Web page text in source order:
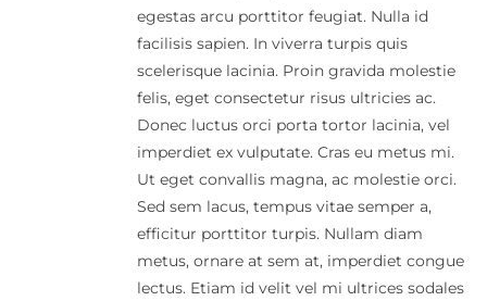
egestas arcu porttitor feugiat. Nulla id
facilisis sapien. In viverra turpis quis
scelerisque lacinia. Proin gravida molestie
felis, eget consectetur risus ultricies ac.
Donec luctus orci porta tortor lacinia, vel
imperdiet ex vulputate. Cras eu metus mi.
Ut eget convallis magna, ac molestie orci.
Sed sem lacus, tempus vitae semper a,
efficitur porttitor turpis. Nullam diam
metus, ornare at sem at, imperdiet congue
lectus. Etiam id velit vel mi ultrices sodales